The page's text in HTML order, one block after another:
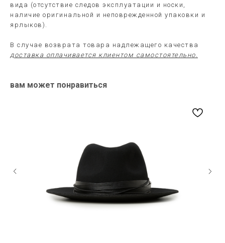
вида (отсутствие следов эксплуатации и носки,
наличие оригинальной и неповрежденной упаковки и
ярлыков).
В случае возврата товара надлежащего качества
доставка оплачивается клиентом самостоятельно.
вам может понравиться